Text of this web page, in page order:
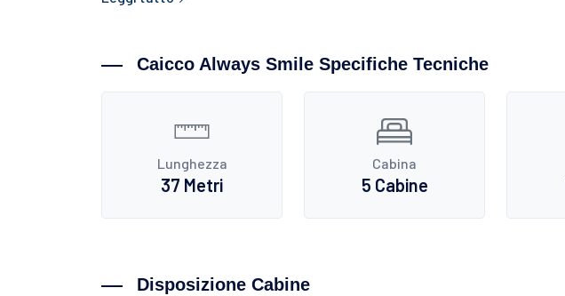
Caicco Always Smile Specifiche Tecniche
Lunghezza
37 Metri
Cabina
5 Cabine
Disposizione Cabine